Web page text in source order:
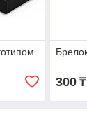
300₸